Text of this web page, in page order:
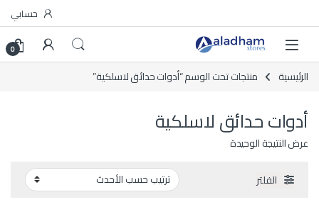
حسابي
0
الرئيسية منتجات تحت الوسم “أدوات حدائق لاسلكية”
أدوات حدائق لاسلكية
عرض النتيجة الوحيدة
الفلتر